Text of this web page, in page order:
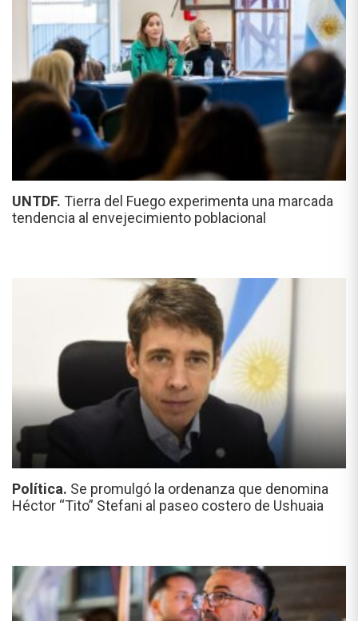
UNTDF. Tierra del Fuego experimenta una marcada
tendencia al envejecimiento poblacional
Política. Se promulgó la ordenanza que denomina
Héctor “Tito” Stefani al paseo costero de Ushuaia